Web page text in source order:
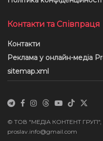
Контакти та Співпраця
Контакти
Реклама у онлайн-медіа
sitemap.xml
© ТОВ "МЕДІА КОНТЕНТ ГРУП",
proslav.info@gmail.com